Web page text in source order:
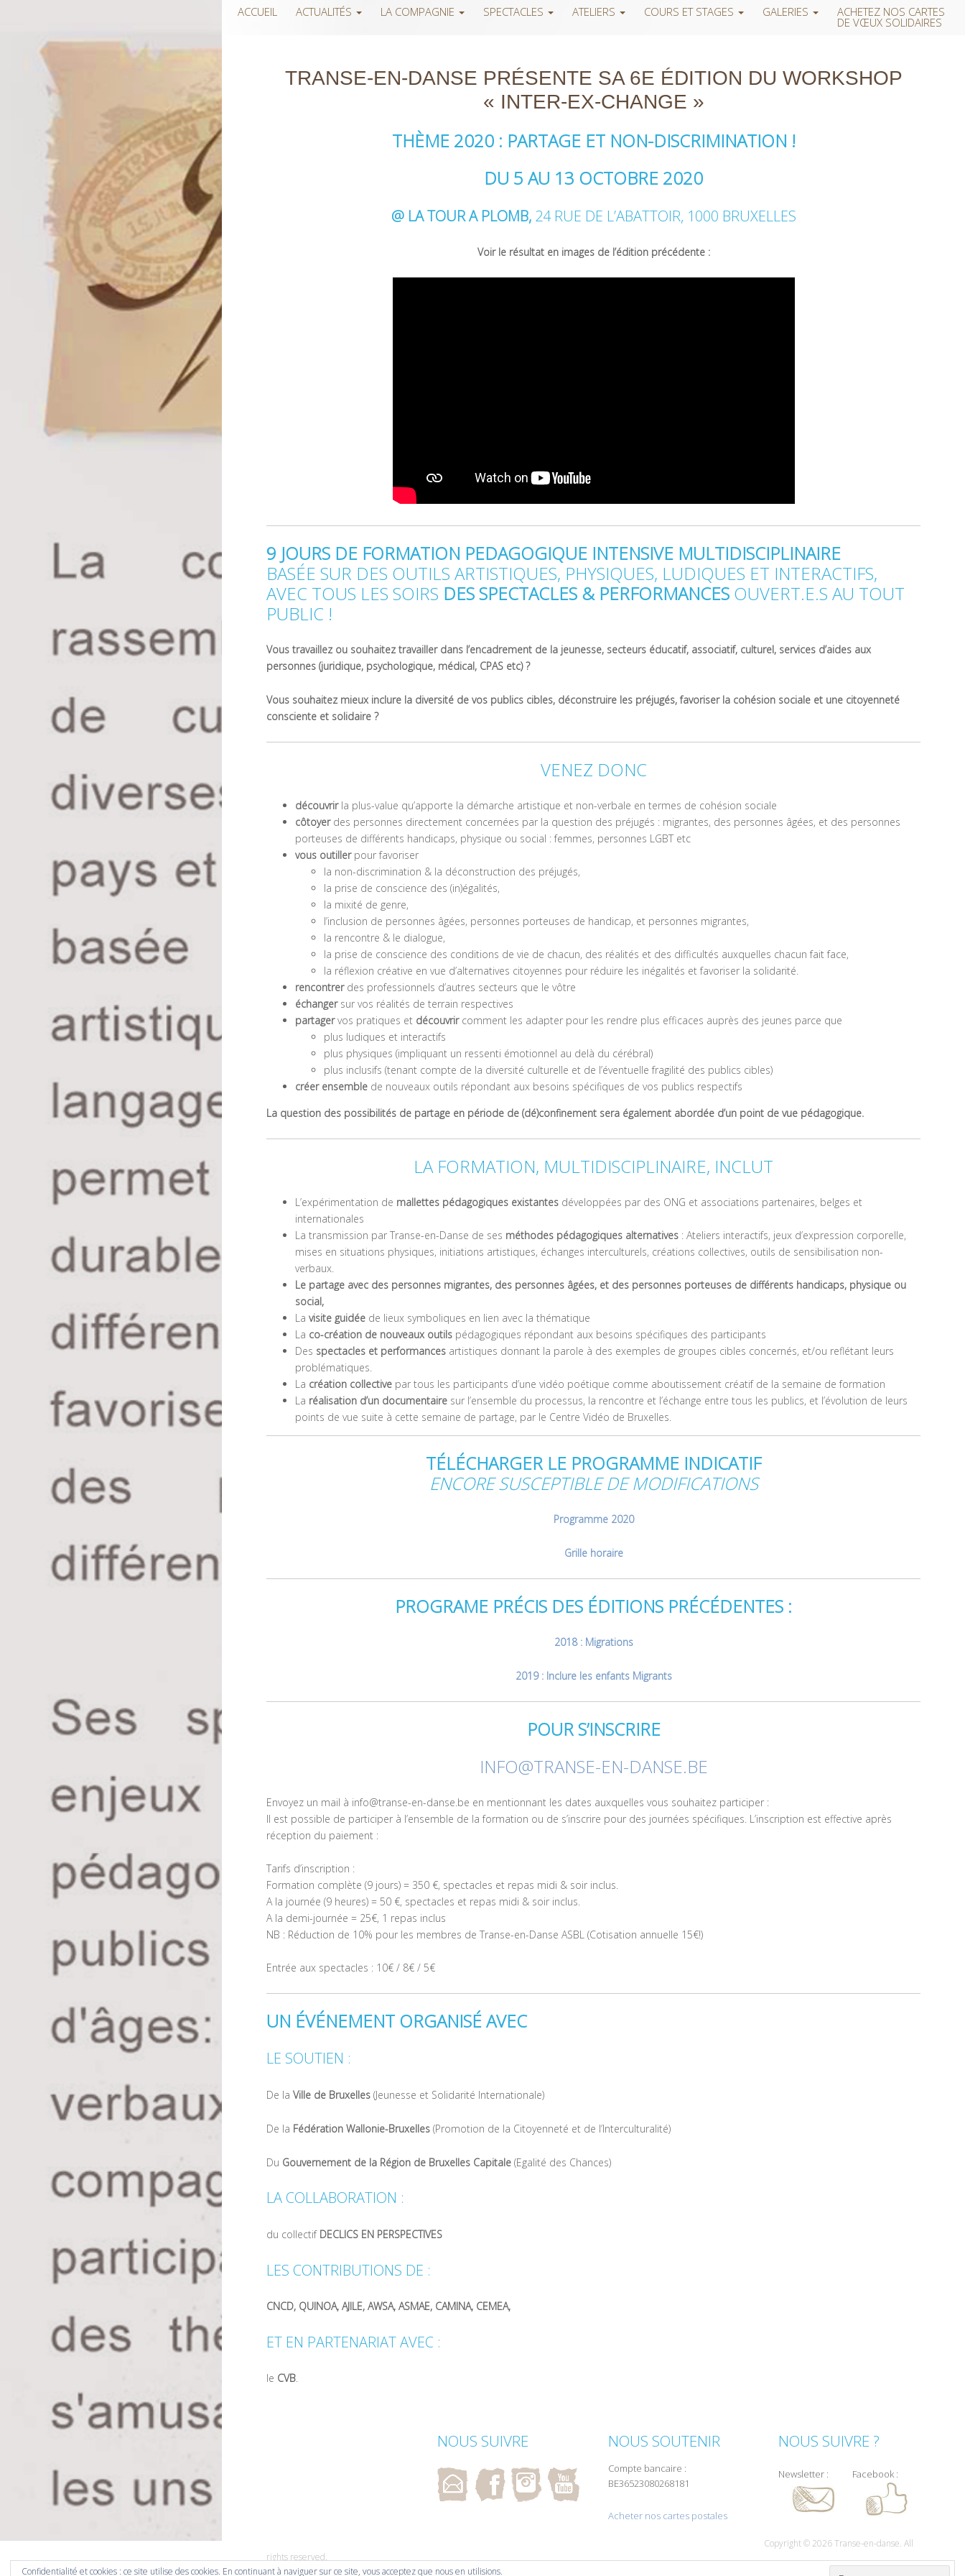
TRANSE-EN-DANSE PRÉSENTE SA 6E ÉDITION DU WORKSHOP
« INTER-EX-CHANGE »
THÈME 2020 : PARTAGE ET NON-DISCRIMINATION !
DU 5 AU 13 OCTOBRE 2020
@ LA TOUR A PLOMB,24 RUE DE L’ABATTOIR, 1000 BRUXELLES
Voir le résultat en images de l’édition précédente :
9 JOURS DE FORMATION PEDAGOGIQUE INTENSIVE MULTIDISCIPLINAIRE
BASÉE SUR DES OUTILS ARTISTIQUES, PHYSIQUES, LUDIQUES ET INTERACTIFS,
AVEC TOUS LES SOIRS DES SPECTACLES & PERFORMANCES OUVERT.E.S AU TOUT
PUBLIC !
Vous travaillez ou souhaitez travailler dans l’encadrement de la jeunesse, secteurs éducatif, associatif, culturel, services d’aides aux
personnes (juridique, psychologique, médical, CPAS etc) ?
Vous souhaitez mieux inclure la diversité de vos publics cibles, déconstruire les préjugés, favoriser la cohésion sociale et une citoyenneté
consciente et solidaire ?
VENEZ DONC
découvrirla plus-value qu’apporte la démarche artistique et non-verbale en termes de cohésion sociale
côtoyerdes personnes directement concernées par la question des préjugés : migrantes, des personnes âgées, et des personnes
porteuses de différents handicaps, physique ou social : femmes, personnes LGBT etc
vous outillerpour favoriser
la non-discrimination & la déconstruction des préjugés,
la prise de conscience des (in)égalités,
la mixité de genre,
l’inclusion de personnes âgées, personnes porteuses de handicap, et personnes migrantes,
la rencontre & le dialogue,
la prise de conscience des conditions de vie de chacun, des réalités et des difficultés auxquelles chacun fait face,
la réflexion créative en vue d’alternatives citoyennes pour réduire les inégalités et favoriser la solidarité.
rencontrerdes professionnels d’autres secteurs que le vôtre
échangersur vos réalités de terrain respectives
partagervos pratiques et découvrircomment les adapter pour les rendre plus efficaces auprès des jeunes parce que
plus ludiques et interactifs
plus physiques (impliquant un ressenti émotionnel au delà du cérébral)
plus inclusifs (tenant compte de la diversité culturelle et de l’éventuelle fragilité des publics cibles)
créer ensemble de nouveaux outils répondant aux besoins spécifiques de vos publics respectifs
La question des possibilités de partage en période de (dé)confinement sera également abordée d’un point de vue pédagogique.
LA FORMATION, MULTIDISCIPLINAIRE, INCLUT
L’expérimentation de mallettes pédagogiques existantes développées par des ONG et associations partenaires, belges et
internationales
La transmission par Transe-en-Danse de ses méthodes pédagogiques alternatives : Ateliers interactifs, jeux d’expression corporelle,
mises en situations physiques, initiations artistiques, échanges interculturels, créations collectives, outils de sensibilisation non-
verbaux.
Le partage avec des personnes migrantes, des personnes âgées, et des personnes porteuses de différents handicaps, physique ou
social,
Lavisite guidée de lieux symboliques en lien avec la thématique
La co-création de nouveaux outils pédagogiques répondant aux besoins spécifiques des participants
Des spectacles et performances artistiques donnant la parole à des exemples de groupes cibles concernés, et/ou reflétant leurs
problématiques.
La création collective par tous les participants d’une vidéo poétique comme aboutissement créatif de la semaine de formation
La réalisation d’un documentaire sur l’ensemble du processus, la rencontre et l’échange entre tous les publics, et l’évolution de leurs
points de vue suite à cette semaine de partage, par le Centre Vidéo de Bruxelles.
TÉLÉCHARGER LE PROGRAMME INDICATIF
ENCORE SUSCEPTIBLE DE MODIFICATIONS
Programme 2020
Grille horaire
PROGRAME PRÉCIS DES ÉDITIONS PRÉCÉDENTES :
2018 : Migrations
2019 : Inclure les enfants Migrants
POUR S’INSCRIRE
INFO@TRANSE-EN-DANSE.BE
Envoyez un mail à info@transe-en-danse.be en mentionnant les dates auxquelles vous souhaitez participer :
Il est possible de participer à l’ensemble de la formation ou de s’inscrire pour des journées spécifiques. L’inscription est effective après
réception du paiement :
Tarifs d’inscription :
Formation complète (9 jours) = 350 €, spectacles et repas midi & soir inclus.
A la journée (9 heures) = 50 €, spectacles et repas midi & soir inclus.
A la demi-journée = 25€, 1 repas inclus
NB : Réduction de 10% pour les membres de Transe-en-Danse ASBL (Cotisation annuelle 15€!)
Entrée aux spectacles : 10€ / 8€ / 5€
UN ÉVÉNEMENT ORGANISÉ AVEC
LE SOUTIEN :
De la Ville de Bruxelles (Jeunesse et Solidarité Internationale)
De la Fédération Wallonie-Bruxelles (Promotion de la Citoyenneté et de l’Interculturalité)
Du Gouvernement de la Région de Bruxelles Capitale (Egalité des Chances)
LA COLLABORATION :
du collectif DECLICS EN PERSPECTIVES
LES CONTRIBUTIONS DE :
CNCD, QUINOA, AJILE, AWSA, ASMAE, CAMINA, CEMEA,
ET EN PARTENARIAT AVEC :
le CVB.
NOUS SUIVRE NOUS SOUTENIR
Compte bancaire :
BE36523080268181
Acheter nos cartes postales
NOUS SUIVRE ?
Newsletter : Facebook :
Copyright © 2026 Transe-en-danse. All
rights reserved.
Confidentialité et cookies : ce site utilise des cookies. En continuant à naviguer sur ce site, vous acceptez que nous en utilisions.
ACCUEIL ACTUALITÉS LA COMPAGNIE SPECTACLES ATELIERS COURS ET STAGES GALERIES ACHETEZ NOS CARTES
DE VŒUX SOLIDAIRES